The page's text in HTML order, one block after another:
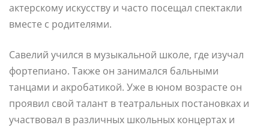
актерскому искусству и часто посещал спектакли
вместе с родителями.
Савелий учился в музыкальной школе, где изучал
фортепиано. Также он занимался бальными
танцами и акробатикой. Уже в юном возрасте он
проявил свой талант в театральных постановках и
участвовал в различных школьных концертах и